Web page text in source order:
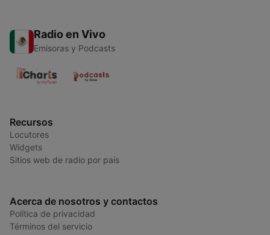
Radio en Vivo
Emisoras y Podcasts
Recursos
Locutores
Widgets
Sitios web de radio por país
Acerca de nosotros y contactos
Política de privacidad
Términos del servicio